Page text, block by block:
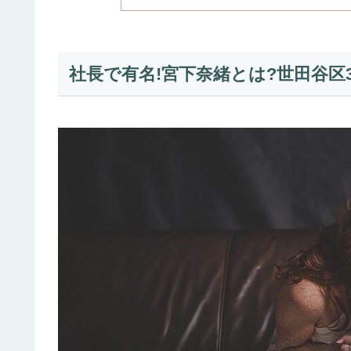
社長で有名!宮下奈緒とは?世田谷区